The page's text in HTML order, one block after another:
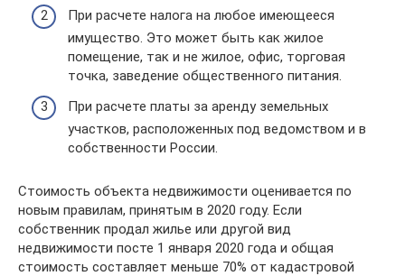
При расчете налога на любое имеющееся
имущество. Это может быть как жилое
помещение, так и не жилое, офис, торговая
точка, заведение общественного питания.
При расчете платы за аренду земельных
участков, расположенных под ведомством и в
собственности России.
Стоимость объекта недвижимости оценивается по
новым правилам, принятым в 2020 году. Если
собственник продал жилье или другой вид
недвижимости посте 1 января 2020 года и общая
стоимость составляет меньше 70% от кадастровой